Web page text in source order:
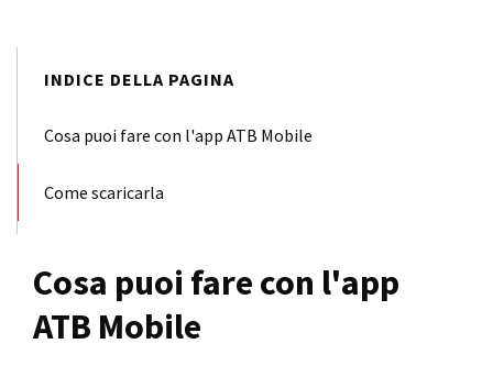
INDICE DELLA PAGINA
Cosa puoi fare con l'app ATB Mobile
Come scaricarla
Cosa puoi fare con l'app
ATB Mobile